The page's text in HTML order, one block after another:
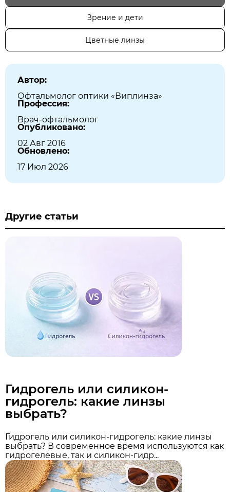
Зрение и дети
Цветные линзы
Автор:
Офтальмолог оптики «Виплинза»
Профессия:
Врач-офтальмолог
Опубликовано:
02 Авг 2016
Обновлено:
17 Июл 2026
Другие статьи
Гидрогель или силикон-
гидрогель: какие линзы
выбрать?
Гидрогель или силикон-гидрогель: какие линзы
выбрать? В современное время используются как
гидрогелевые, так и силикон-гидр...